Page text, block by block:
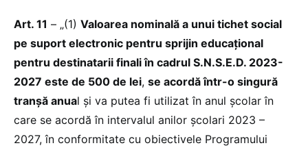
Art. 11 – „(1) Valoarea nominală a unui tichet social
pe suport electronic pentru sprijin educațional
pentru destinatarii finali în cadrul S.N.S.E.D. 2023-
2027 este de 500 de lei, se acordă într-o singură
tranşă anual şi va putea fi utilizat în anul şcolar în
care se acordă în intervalul anilor școlari 2023 –
2027, în conformitate cu obiectivele Programului